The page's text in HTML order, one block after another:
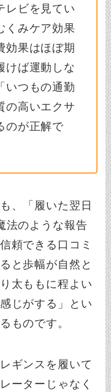
レビを見てい
くみケア効果
効果はほぼ期
けば運動しな
いつもの通勤
の高いエクサ
のが正解で
、「履いた翌日
法のような報告
頼できる口コミ
と歩幅が自然と
太ももに程よい
じがする」とい
ものです。
ギンスを履いて
ーターじゃなく